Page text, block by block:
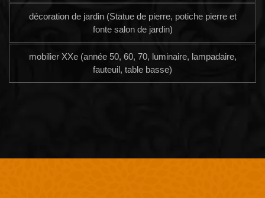
décoration de jardin (Statue de pierre, potiche pierre et
fonte salon de jardin)
mobilier XXe (année 50, 60, 70, luminaire, lampadaire,
fauteuil, table basse)